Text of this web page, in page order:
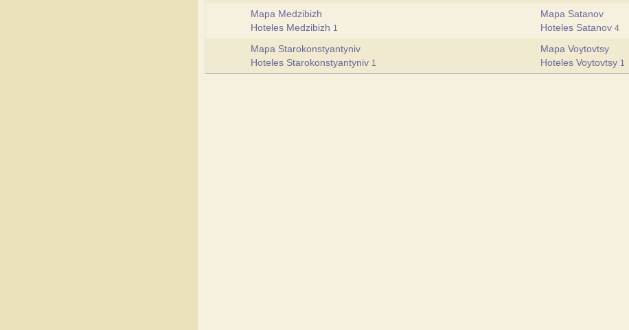
Mapa Medzibizh
Hoteles Medzibizh 1
Mapa Satanov
Hoteles Satanov 4
Mapa Starokonstyantyniv
Hoteles Starokonstyantyniv 1
Mapa Voytovtsy
Hoteles Voytovtsy 1